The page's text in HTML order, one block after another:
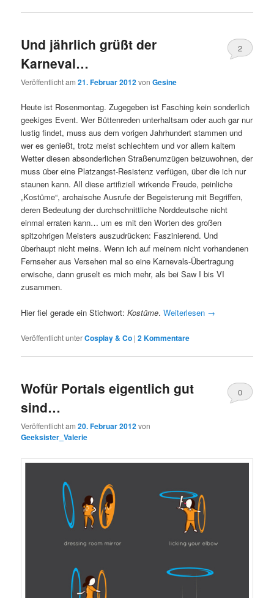
Und jährlich grüßt der
Karneval…
Veröffentlicht am21. Februar 2012vonGesine
2
Heute ist Rosenmontag. Zugegeben ist Fasching kein sonderlich
geekiges Event. Wer Büttenreden unterhaltsam oder auch gar nur
lustig findet, muss aus dem vorigen Jahrhundert stammen und
wer es genießt, trotz meist schlechtem und vor allem kaltem
Wetter diesen absonderlichen Straßenumzügen beizuwohnen, der
muss über eine Platzangst-Resistenz verfügen, über die ich nur
staunen kann. All diese artifiziell wirkende Freude, peinliche
„Kostüme“, archaische Ausrufe der Begeisterung mit Begriffen,
deren Bedeutung der durchschnittliche Norddeutsche nicht
einmal erraten kann… um es mit den Worten des großen
spitzohrigen Meisters auszudrücken: Faszinierend. Und
überhaupt nicht meins. Wenn ich auf meinem nicht vorhandenen
Fernseher aus Versehen mal so eine Karnevals-Übertragung
erwische, dann gruselt es mich mehr, als bei Saw I bis VI
zusammen.
Hier fiel gerade ein Stichwort:Kostüme.Weiterlesen →
Veröffentlicht unterCosplay & Co |2 Kommentare
Wofür Portals eigentlich gut
sind…
Veröffentlicht am20. Februar 2012von
Geeksister_Valerie
0